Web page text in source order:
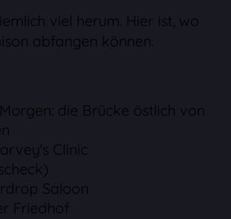
viel herum. Hier ist, wo
abfangen können.
die Brücke östlich von
Clinic
Saloon
Friedhof